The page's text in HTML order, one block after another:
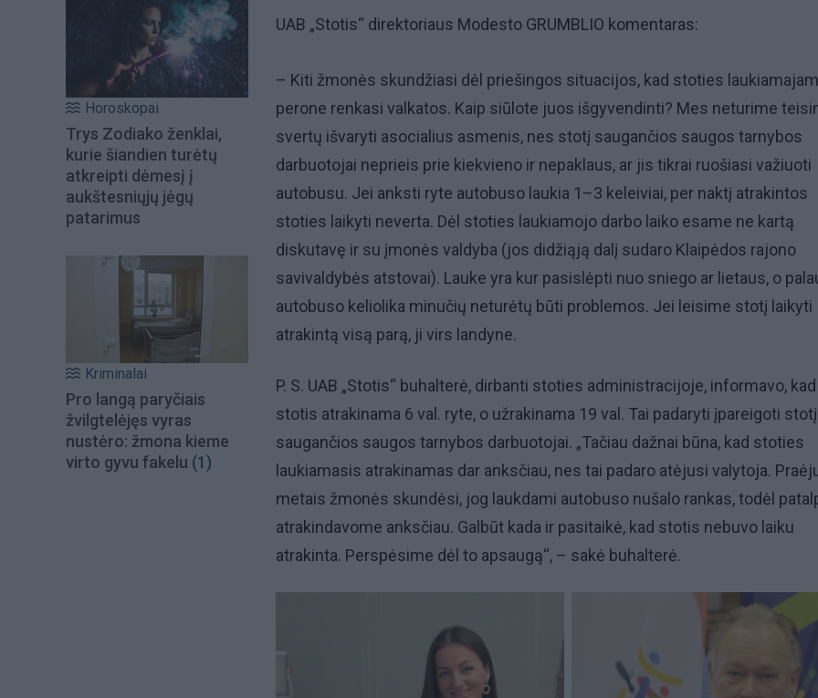
Horoskopai
Trys Zodiako ženklai,
kurie šiandien turėtų
atkreipti dėmesį į
aukštesniųjų jėgų
patarimus
Kriminalai
Pro langą paryčiais
žvilgtelėjęs vyras
nustėro: žmona kieme
virto gyvu fakelu (1)
UAB „Stotis“ direktoriaus Modesto GRUMBLIO komentaras:
– Kiti žmonės skundžiasi dėl priešingos situacijos, kad stoties
perone renkasi valkatos. Kaip siūlote juos išgyvendinti? Mes neturime
svertų išvaryti asocialius asmenis, nes stotį saugančios saugos tarnybos
darbuotojai neprieis prie kiekvieno ir nepaklaus, ar jis tikrai ruošiasi važiuoti
autobusu. Jei anksti ryte autobuso laukia 1–3 keleiviai, per naktį atrakintos
stoties laikyti neverta. Dėl stoties laukiamojo darbo laiko esame ne kartą
diskutavę ir su įmonės valdyba (jos didžiąją dalį sudaro Klaipėdos rajono
savivaldybės atstovai). Lauke yra kur pasislėpti nuo sniego ar lietaus, o
autobuso keliolika minučių neturėtų būti problemos. Jei leisime stotį laikyti
atrakintą visą parą, ji virs landyne.
P. S. UAB „Stotis“ buhalterė, dirbanti stoties administracijoje, informavo, kad
stotis atrakinama 6 val. ryte, o užrakinama 19 val. Tai padaryti įpareigoti stotį
saugančios saugos tarnybos darbuotojai. „Tačiau dažnai būna, kad stoties
laukiamasis atrakinamas dar anksčiau, nes tai padaro atėjusi valytoja.
metais žmonės skundėsi, jog laukdami autobuso nušalo rankas, todėl
atrakindavome anksčiau. Galbūt kada ir pasitaikė, kad stotis nebuvo laiku
atrakinta. Perspėsime dėl to apsaugą“, – sakė buhalterė.